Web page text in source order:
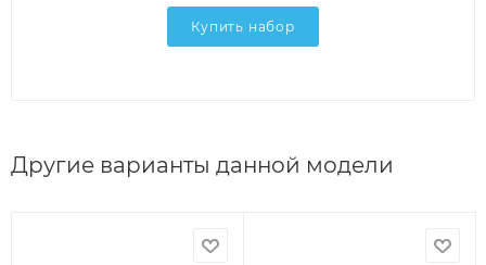
Купить набор
Другие варианты данной модели